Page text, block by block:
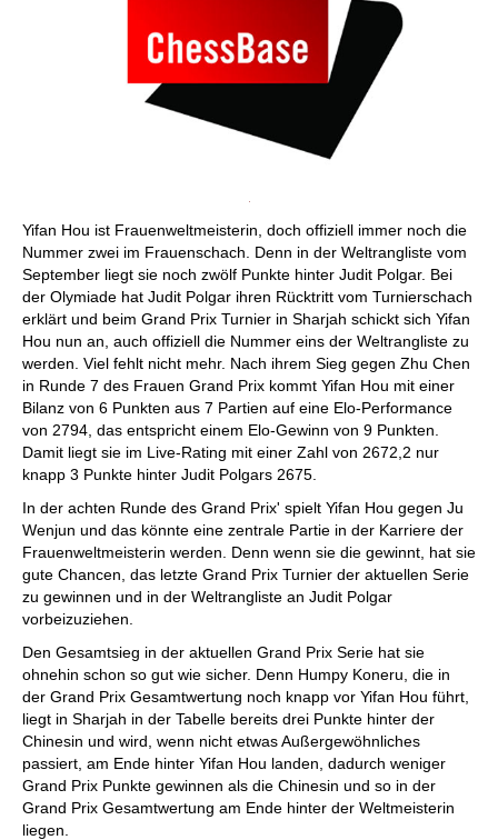
Yifan Hou ist Frauenweltmeisterin, doch offiziell immer noch die
Nummer zwei im Frauenschach. Denn in der Weltrangliste vom
September liegt sie noch zwölf Punkte hinter Judit Polgar. Bei
der Olymiade hat Judit Polgar ihren Rücktritt vom Turnierschach
erklärt und beim Grand Prix Turnier in Sharjah schickt sich Yifan
Hou nun an, auch offiziell die Nummer eins der Weltrangliste zu
werden. Viel fehlt nicht mehr. Nach ihrem Sieg gegen Zhu Chen
in Runde 7 des Frauen Grand Prix kommt Yifan Hou mit einer
Bilanz von 6 Punkten aus 7 Partien auf eine Elo-Performance
von 2794, das entspricht einem Elo-Gewinn von 9 Punkten.
Damit liegt sie im Live-Rating mit einer Zahl von 2672,2 nur
knapp 3 Punkte hinter Judit Polgars 2675.
In der achten Runde des Grand Prix' spielt Yifan Hou gegen Ju
Wenjun und das könnte eine zentrale Partie in der Karriere der
Frauenweltmeisterin werden. Denn wenn sie die gewinnt, hat sie
gute Chancen, das letzte Grand Prix Turnier der aktuellen Serie
zu gewinnen und in der Weltrangliste an Judit Polgar
vorbeizuziehen.
Den Gesamtsieg in der aktuellen Grand Prix Serie hat sie
ohnehin schon so gut wie sicher. Denn Humpy Koneru, die in
der Grand Prix Gesamtwertung noch knapp vor Yifan Hou führt,
liegt in Sharjah in der Tabelle bereits drei Punkte hinter der
Chinesin und wird, wenn nicht etwas Außergewöhnliches
passiert, am Ende hinter Yifan Hou landen, dadurch weniger
Grand Prix Punkte gewinnen als die Chinesin und so in der
Grand Prix Gesamtwertung am Ende hinter der Weltmeisterin
liegen.